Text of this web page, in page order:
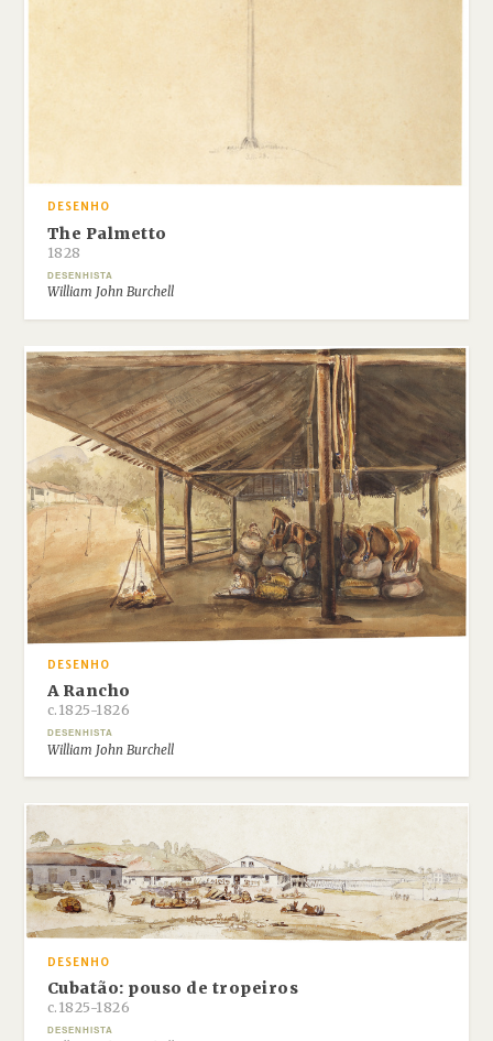
DESENHO
The Palmetto
1828
DESENHISTA
William John Burchell
DESENHO
A Rancho
c.1825-1826
DESENHISTA
William John Burchell
DESENHO
Cubatão: pouso de tropeiros
c.1825-1826
DESENHISTA